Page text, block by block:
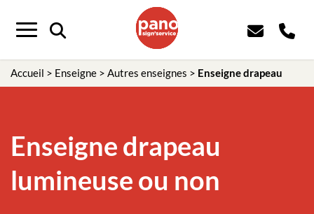
Menu
Accueil > Enseigne > Autres enseignes > Enseigne drapeau
Enseigne drapeau
lumineuse ou non
Panneau de gestion des cookies